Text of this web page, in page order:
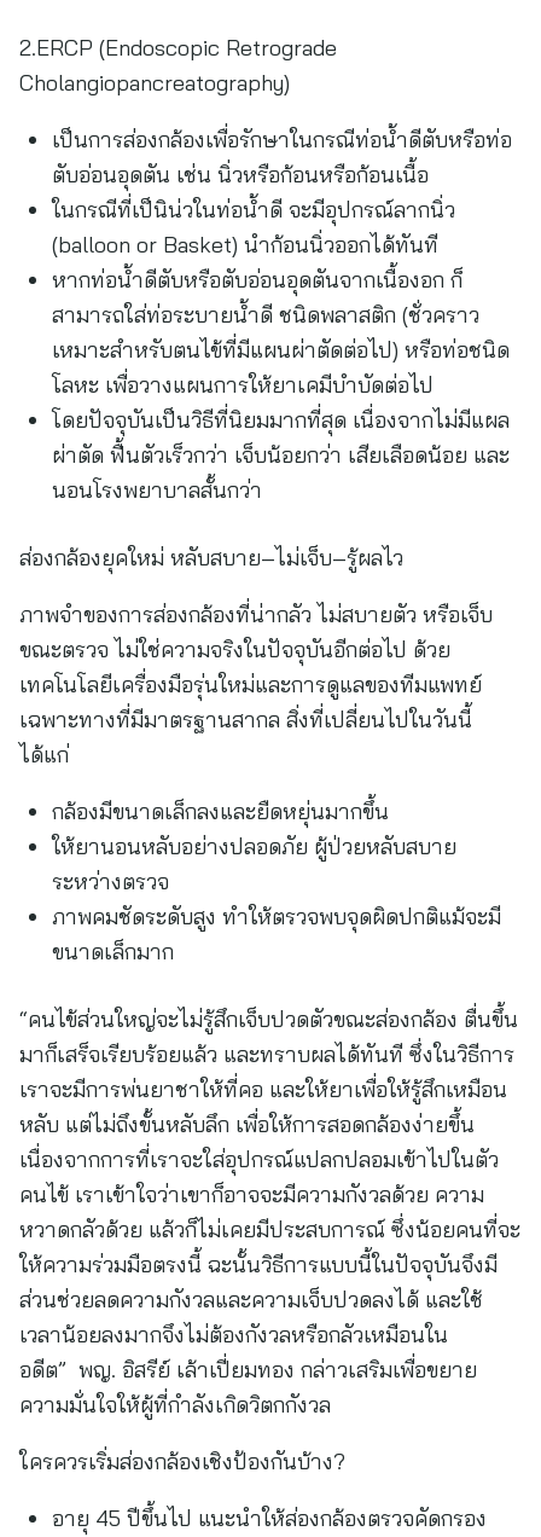
2.ERCP (Endoscopic Retrograde
Cholangiopancreatography)
เป็นการส่องกล้องเพื่อรักษาในกรณีท่อน้ำดีตับหรือท่อ
ตับอ่อนอุดตัน เช่น นิ่วหรือก้อนหรือก้อนเนื้อ
ในกรณีที่เป็นิน่วในท่อน้ำดี จะมีอุปกรณ์ลากนิ่ว
(balloon or Basket) นำก้อนนิ่วออกได้ทันที
หากท่อน้ำดีตับหรือตับอ่อนอุดตันจากเนื้องอก ก็
สามารถใส่ท่อระบายน้ำดี ชนิดพลาสติก (ชั่วคราว
เหมาะสำหรับตนไข้ที่มีแผนผ่าตัดต่อไป) หรือท่อชนิด
โลหะ เพื่อวางแผนการให้ยาเคมีบำบัดต่อไป
โดยปัจจุบันเป็นวิธีที่นิยมมากที่สุด เนื่องจากไม่มีแผล
ผ่าตัด ฟื้นตัวเร็วกว่า เจ็บน้อยกว่า เสียเลือดน้อย และ
นอนโรงพยาบาลสั้นกว่า
ส่องกล้องยุคใหม่ หลับสบาย–ไม่เจ็บ–รู้ผลไว
ภาพจำของการส่องกล้องที่น่ากลัว ไม่สบายตัว หรือเจ็บ
ขณะตรวจ ไม่ใช่ความจริงในปัจจุบันอีกต่อไป ด้วย
เทคโนโลยีเครื่องมือรุ่นใหม่และการดูแลของทีมแพทย์
เฉพาะทางที่มีมาตรฐานสากล สิ่งที่เปลี่ยนไปในวันนี้
ได้แก่
กล้องมีขนาดเล็กลงและยืดหยุ่นมากขึ้น
ให้ยานอนหลับอย่างปลอดภัย ผู้ป่วยหลับสบาย
ระหว่างตรวจ
ภาพคมชัดระดับสูง ทำให้ตรวจพบจุดผิดปกติแม้จะมี
ขนาดเล็กมาก
“คนไข้ส่วนใหญ่จะไม่รู้สึกเจ็บปวดตัวขณะส่องกล้อง ตื่นขึ้น
มาก็เสร็จเรียบร้อยแล้ว และทราบผลได้ทันที ซึ่งในวิธีการ
เราจะมีการพ่นยาชาให้ที่คอ และให้ยาเพื่อให้รู้สึกเหมือน
หลับ แต่ไม่ถึงขั้นหลับลึก เพื่อให้การสอดกล้องง่ายขึ้น
เนื่องจากการที่เราจะใส่อุปกรณ์แปลกปลอมเข้าไปในตัว
คนไข้ เราเข้าใจว่าเขาก็อาจจะมีความกังวลด้วย ความ
หวาดกลัวด้วย แล้วก็ไม่เคยมีประสบการณ์ ซึ่งน้อยคนที่จะ
ให้ความร่วมมือตรงนี้ ฉะนั้นวิธีการแบบนี้ในปัจจุบันจึงมี
ส่วนช่วยลดความกังวลและความเจ็บปวดลงได้ และใช้
เวลาน้อยลงมากจึงไม่ต้องกังวลหรือกลัวเหมือนใน
อดีต” พญ. อิสรีย์ เล้าเปี่ยมทอง กล่าวเสริมเพื่อขยาย
ความมั่นใจให้ผู้ที่กำลังเกิดวิตกกังวล
ใครควรเริ่มส่องกล้องเชิงป้องกันบ้าง?
อายุ 45 ปีขึ้นไป แนะนำให้ส่องกล้องตรวจคัดกรอง